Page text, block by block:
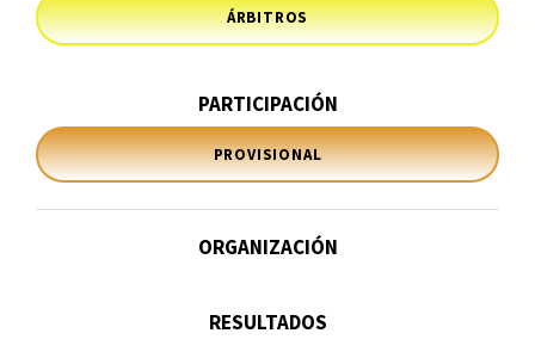
ÁRBITROS
PARTICIPACIÓN
PROVISIONAL
ORGANIZACIÓN
RESULTADOS